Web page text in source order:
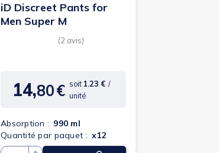
iD Discreet Pants for
Men Super M
Prix
14,80€ soit 1.23 € /
unité
Absorption : 990 ml
Quantité par paquet : x12